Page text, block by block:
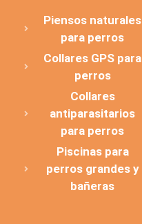
Piensos naturales
para perros
Collares GPS para
perros
Collares
antiparasitarios
para perros
Piscinas para
perros grandes y
bañeras